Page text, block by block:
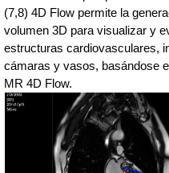
(7,8) 4D Flow permite la
volumen 3D para visualizar y
estructuras cardiovasculares,
cámaras y vasos, basándose
MR 4D Flow.